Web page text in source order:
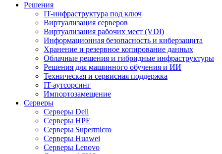
Решения
IT-инфраструктура под ключ
Виртуализация серверов
Виртуализация рабочих мест (VDI)
Информационная безопасность и киберзащита
Хранение и резервное копирование данных
Облачные решения и гибридные инфраструктуры
Решения для машинного обучения и ИИ
Техническая и сервисная поддержка
IT-аутсорсинг
Импортозамещение
Серверы
Серверы Dell
Серверы HPE
Серверы Supermicro
Серверы Huawei
Серверы Lenovo